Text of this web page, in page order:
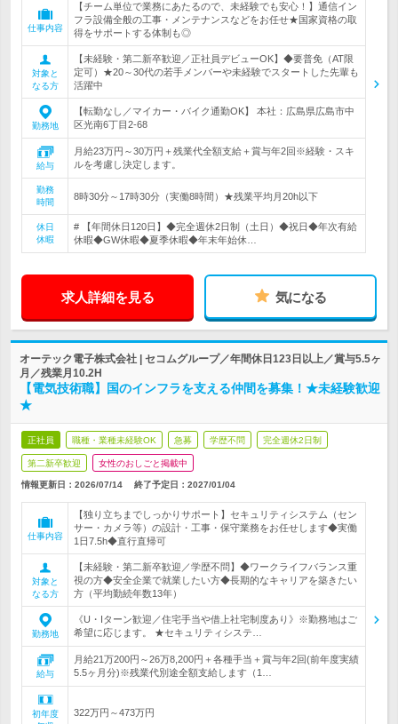
仕事内容
【チーム単位で業務にあたるので、未経験でも安心！】通信イン
フラ設備全般の工事・メンテナンスなどをお任せ★国家資格の取
得をサポートする体制も◎
対象と
なる方
【未経験・第二新卒歓迎／正社員デビューOK】◆要普免（AT限
定可）★20～30代の若手メンバーや未経験でスタートした先輩も
活躍中
勤務地
【転勤なし／マイカー・バイク通勤OK】 本社：広島県広島市中
区光南6丁目2-68
給与
月給23万円～30万円＋残業代全額支給＋賞与年2回※経験・スキ
ルを考慮し決定します。
勤務
時間
8時30分～17時30分（実働8時間）★残業平均月20h以下
休日
休暇
# 【年間休日120日】◆完全週休2日制（土日）◆祝日◆年次有給
休暇◆GW休暇◆夏季休暇◆年末年始休…
求人詳細を見る 気になる
オーテック電子株式会社 | セコムグループ／年間休日123日以上／賞与5.5ヶ
月／残業月10.2H
【電気技術職】国のインフラを支える仲間を募集！★未経験歓迎
★
正社員 職種・業種未経験OK 急募 学歴不問 完全週休2日制
第二新卒歓迎 女性のおしごと掲載中
情報更新日：2026/07/14 終了予定日： 2027/01/04
仕事内容
【独り立ちまでしっかりサポート】セキュリティシステム（セン
サー・カメラ等）の設計・工事・保守業務をお任せします◆実働
1日7.5h◆直行直帰可
対象と
なる方
【未経験・第二新卒歓迎／学歴不問】◆ワークライフバランス重
視の方◆安全企業で就業したい方◆長期的なキャリアを築きたい
方（平均勤続年数13年）
勤務地
《U・Iターン歓迎／住宅手当や借上社宅制度あり》※勤務地はご
希望に応じます。 ★セキュリティシステ…
給与
月給21万200円～26万8,200円＋各種手当＋賞与年2回(前年度実績
5.5ヶ月分)※残業代別途全額支給します（1…
初年度
322万円～473万円